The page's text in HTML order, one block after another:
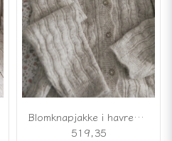
Blomknapjakke i havrebeige
519,35